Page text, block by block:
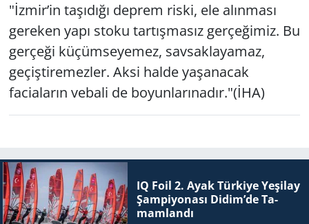
"İzmir’in taşıdığı deprem riski, ele alınması
gereken yapı stoku tartışmasız gerçeğimiz. Bu
gerçeği küçümseyemez, savsaklayamaz,
geçiştiremezler. Aksi halde yaşanacak
faciaların vebali de boyunlarınadır."(İHA)
IQ Foil 2. Ayak Tür­ki­ye Ye­şi­lay
Şam­pi­yo­na­sı Didim’de Ta­
mam­lan­dı